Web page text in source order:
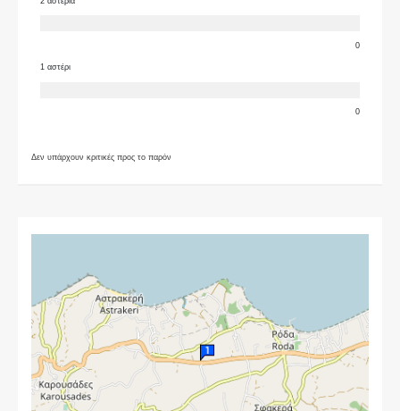
0
1 αστέρι
0
Δεν υπάρχουν κριτικές προς το παρόν